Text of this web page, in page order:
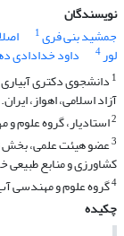
نویسندگان
جمشید بنی فری1
لور4 داود خدادادی
1 دانشجوی دکتری
آزاد اسلامی، اهواز، ایران.
2استادیار، گروه علوم و
3عضو هیئت علمی، بخش
کشاورزی و منابع طبیعی
4گروه علوم و مهندسی
چکیده